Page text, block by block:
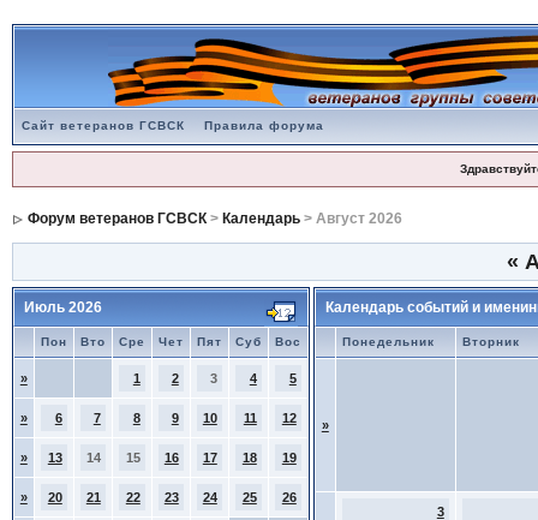
Сайт ветеранов ГСВСК Правила форума
Форум ветеранов ГСВСК> Календарь> Август 2026
«
Июль 2026
Пон Вто Сре Чет Пят Суб Вос
» 1 2 3 4 5
» 6 7 8 9 10 11 12
» 13 14 15 16 17 18 19
» 20 21 22 23 24 25 26
Календарь событий и
Понедельник Вторник
»
3